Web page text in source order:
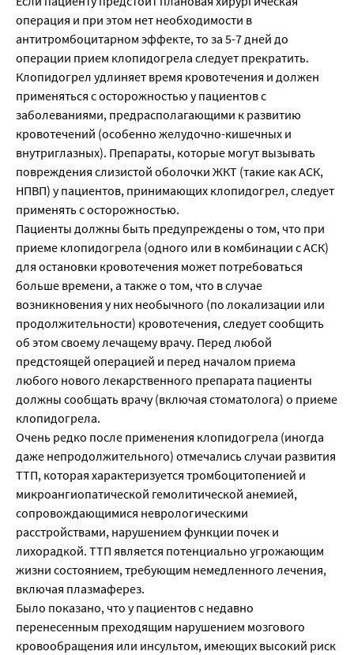
операция и при этом нет необходимости в
антитромбоцитарном эффекте, то за 5-7 дней до
операции прием клопидогрела следует прекратить.
Клопидогрел удлиняет время кровотечения и должен
применяться с осторожностью у пациентов с
заболеваниями, предрасполагающими к развитию
кровотечений (особенно желудочно-кишечных и
внутриглазных). Препараты, которые могут вызывать
повреждения слизистой оболочки ЖКТ (такие как АСК,
НПВП) у пациентов, принимающих клопидогрел, следует
применять с осторожностью.
Пациенты должны быть предупреждены о том, что при
приеме клопидогрела (одного или в комбинации с АСК)
для остановки кровотечения может потребоваться
больше времени, а также о том, что в случае
возникновения у них необычного (по локализации или
продолжительности) кровотечения, следует сообщить
об этом своему лечащему врачу. Перед любой
предстоящей операцией и перед началом приема
любого нового лекарственного препарата пациенты
должны сообщать врачу (включая стоматолога) о приеме
клопидогрела.
Очень редко после применения клопидогрела (иногда
даже непродолжительного) отмечались случаи развития
ТТП, которая характеризуется тромбоцитопенией и
микроангиопатической гемолитической анемией,
сопровождающимися неврологическими
расстройствами, нарушением функции почек и
лихорадкой. ТТП является потенциально угрожающим
жизни состоянием, требующим немедленного лечения,
включая плазмаферез.
Было показано, что у пациентов с недавно
перенесенным преходящим нарушением мозгового
кровообращения или инсультом, имеющих высокий риск